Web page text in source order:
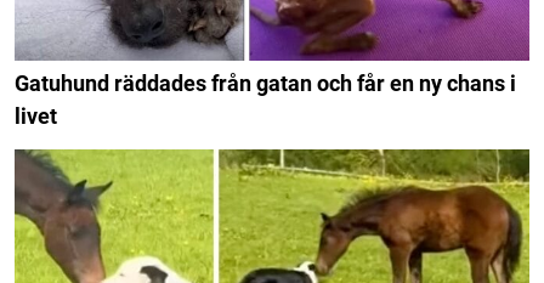
Gatuhund räddades från gatan och får en ny chans i
livet